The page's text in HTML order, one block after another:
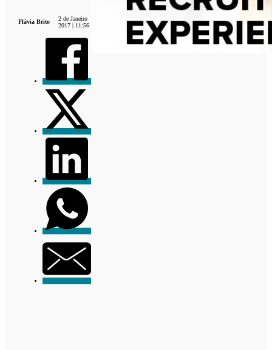
Flávia Brito
2 de Janeiro
2017 | 11:56